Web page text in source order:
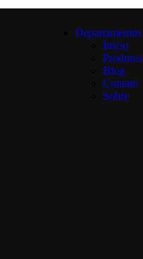
Departamentos
Inicio
Produtos
Blog
Contato
Sobre